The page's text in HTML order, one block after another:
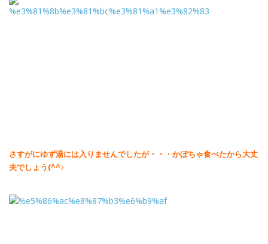
さすがにゆず湯には入りませんでしたが・・・かぼちゃ食べたから大丈
夫でしょう(^^♪